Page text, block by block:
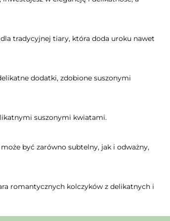
tradycyjnej tiary, która doda uroku nawet
dodatki, zdobione suszonymi
suszonymi kwiatami.
być zarówno subtelny, jak i odważny,
romantycznych kolczyków z delikatnych i